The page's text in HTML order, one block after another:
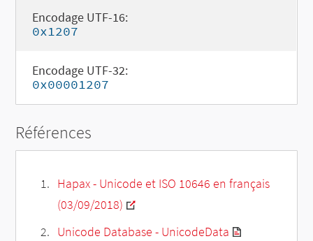
Encodage UTF-16:
0x1207
Encodage UTF-32:
0x00001207
Références
Hapax - Unicode et ISO 10646 en français
(03/09/2018)
Unicode Database - UnicodeData